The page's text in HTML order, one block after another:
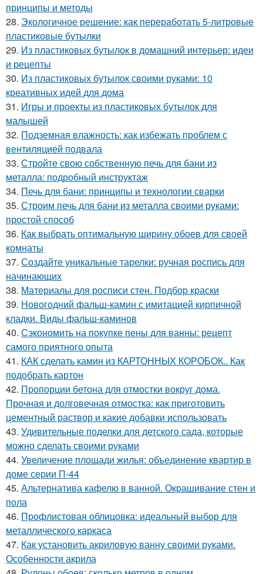
принципы и методы
28. Экологичное решение: как переработать 5-литровые
пластиковые бутылки
29. Из пластиковых бутылок в домашний интерьер: идеи
и рецепты
30. Из пластиковых бутылок своими руками: 10
креативных идей для дома
31. Игры и проекты из пластиковых бутылок для
малышей
32. Подземная влажность: как избежать проблем с
вентиляцией подвала
33. Стройте свою собственную печь для бани из
металла: подробный инструктаж
34. Печь для бани: принципы и технологии сварки
35. Строим печь для бани из металла своими руками:
простой способ
36. Как выбрать оптимальную ширину обоев для своей
комнаты
37. Создайте уникальные тарелки: ручная роспись для
начинающих
38. Материалы для росписи стен. Подбор краски
39. Новогодний фальш-камин с имитацией кирпичной
кладки. Виды фальш-каминов
40. Сэкономить на покупке пены для ванны: рецепт
самого приятного опыта
41. КАК сделать камин из КАРТОННЫХ КОРОБОК.. Как
подобрать картон
42. Пропорции бетона для отмостки вокруг дома.
Прочная и долговечная отмостка: как приготовить
цементный раствор и какие добавки использовать
43. Удивительные поделки для детского сада, которые
можно сделать своими руками
44. Увеличение площади жилья: объединение квартир в
доме серии П-44
45. Альтернатива кафелю в ванной. Окрашивание стен и
пола
46. Профлистовая облицовка: идеальный выбор для
металлического каркаса
47. Как установить акриловую ванну своими руками.
Особенности акрила